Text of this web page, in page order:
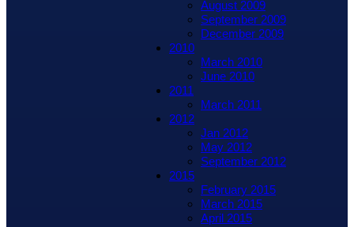
August 2009
September 2009
December 2009
2010
March 2010
June 2010
2011
March 2011
2012
Jan 2012
May 2012
September 2012
2015
February 2015
March 2015
April 2015